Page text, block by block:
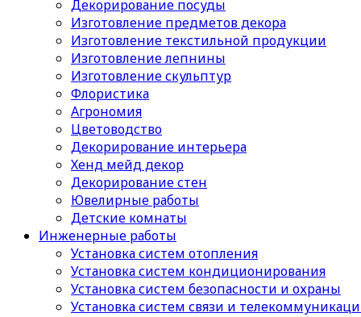
Декорирование посуды
Изготовление предметов декора
Изготовление текстильной продукции
Изготовление лепнины
Изготовление скульптур
Флористика
Агрономия
Цветоводство
Декорирование интерьера
Хенд мейд декор
Декорирование стен
Ювелирные работы
Детские комнаты
Инженерные работы
Установка систем отопления
Установка систем кондиционирования
Установка систем безопасности и охраны
Установка систем связи и